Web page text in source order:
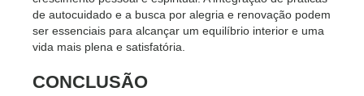
de autocuidado e a busca por alegria e renovação podem
ser essenciais para alcançar um equilíbrio interior e uma
vida mais plena e satisfatória.
CONCLUSÃO